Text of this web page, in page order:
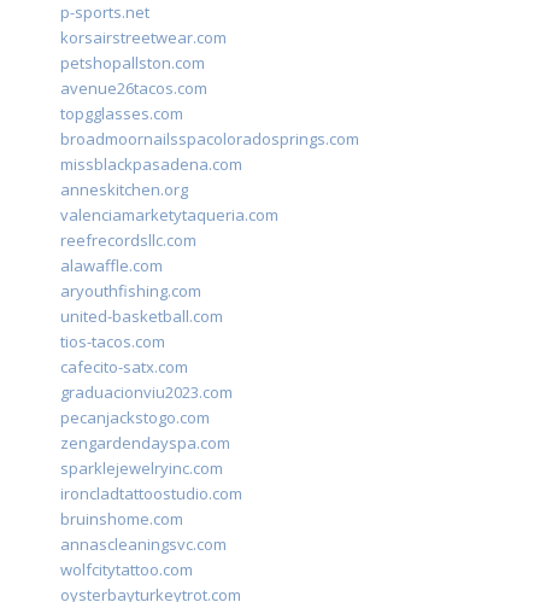
p-sports.net
korsairstreetwear.com
petshopallston.com
avenue26tacos.com
topgglasses.com
broadmoornailsspacoloradosprings.com
missblackpasadena.com
anneskitchen.org
valenciamarketytaqueria.com
reefrecordsllc.com
alawaffle.com
aryouthfishing.com
united-basketball.com
tios-tacos.com
cafecito-satx.com
graduacionviu2023.com
pecanjackstogo.com
zengardendayspa.com
sparklejewelryinc.com
ironcladtattoostudio.com
bruinshome.com
annascleaningsvc.com
wolfcitytattoo.com
oysterbayturkeytrot.com